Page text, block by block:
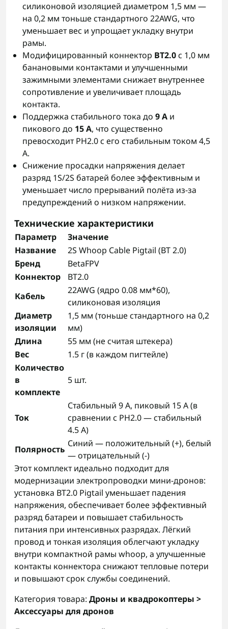
силиконовой изоляцией диаметром 1,5 мм —
на 0,2 мм тоньше стандартного 22AWG, что
уменьшает вес и упрощает укладку внутри
рамы.
Модифицированный коннектор BT2.0с 1,0 мм
банановыми контактами и улучшенными
зажимными элементами снижает внутреннее
сопротивление и увеличивает площадь
контакта.
Поддержка стабильного тока до 9 А и
пикового до 15 А, что существенно
превосходит PH2.0 с его стабильным током 4,5
А.
Снижение просадки напряжения делает
разряд 1S/2S батарей более эффективным и
уменьшает число прерываний полёта из‑за
предупреждений о низком напряжении.
Технические характеристики
Параметр
Значение
Название
2S Whoop Cable Pigtail (BT 2.0)
Бренд
BetaFPV
Коннектор
BT2.0
Кабель
22AWG (ядро 0.08 мм*60),
силиконовая изоляция
Диаметр
изоляции
1,5 мм (тоньше стандартного на 0,2
мм)
Длина
55 мм (не считая штекера)
Вес
1.5 г (в каждом пигтейле)
Количество
в
комплекте
5 шт.
Ток
Стабильный 9 А, пиковый 15 А (в
сравнении с PH2.0 — стабильный
4.5 А)
Полярность
Синий — положительный (+), белый
— отрицательный (-)
Этот комплект идеально подходит для
модернизации электропроводки мини‑дронов:
установка BT2.0 Pigtail уменьшает падения
напряжения, обеспечивает более эффективный
разряд батареи и повышает стабильность
питания при интенсивных разрядах. Лёгкий
провод и тонкая изоляция облегчают укладку
внутри компактной рамы whoop, а улучшенные
контакты коннектора снижают тепловые потери
и повышают срок службы соединений.
Категория товара: Дроны и квадрокоптеры >
Аксессуары для дронов